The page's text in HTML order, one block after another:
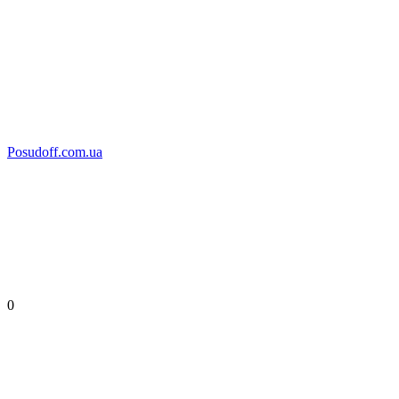
Posudoff.com.ua
0